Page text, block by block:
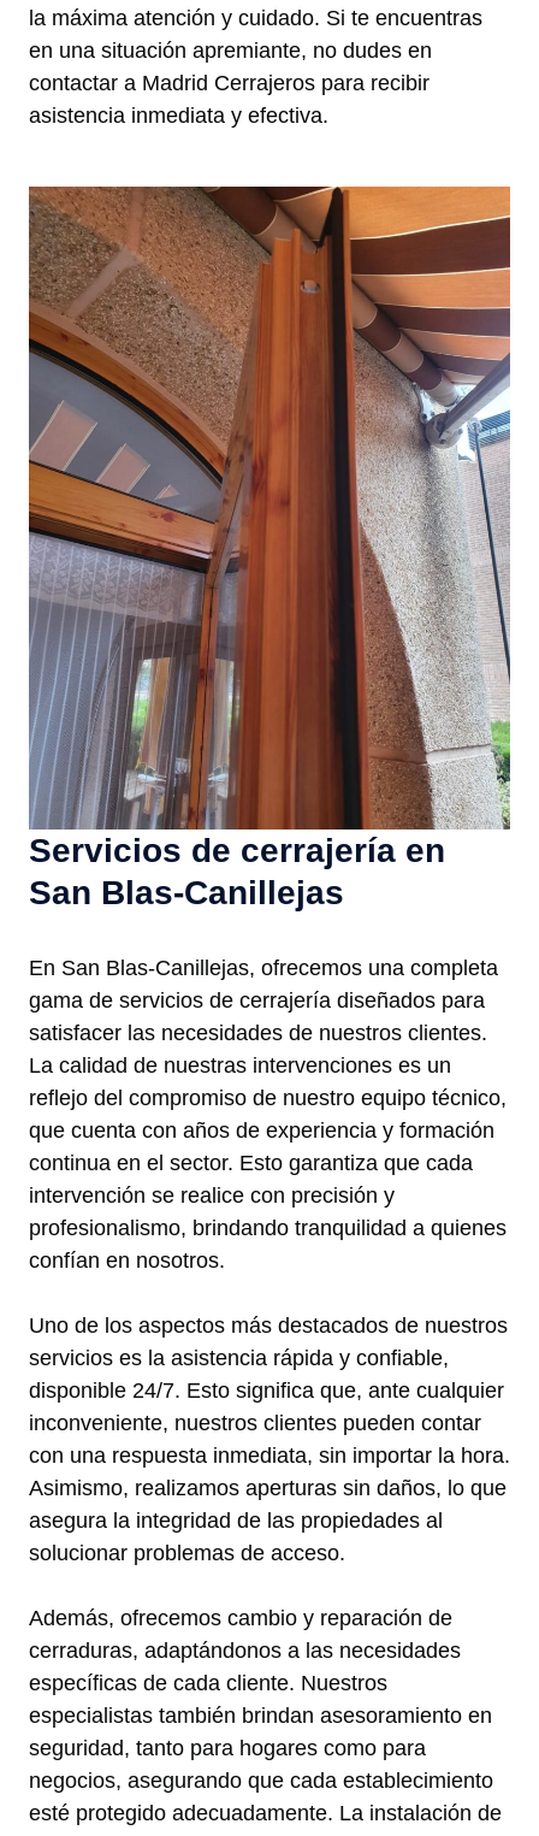
la máxima atención y cuidado. Si te encuentras
en una situación apremiante, no dudes en
contactar a Madrid Cerrajeros para recibir
asistencia inmediata y efectiva.
Servicios de cerrajería en
San Blas-Canillejas
En San Blas-Canillejas, ofrecemos una completa
gama de servicios de cerrajería diseñados para
satisfacer las necesidades de nuestros clientes.
La calidad de nuestras intervenciones es un
reflejo del compromiso de nuestro equipo técnico,
que cuenta con años de experiencia y formación
continua en el sector. Esto garantiza que cada
intervención se realice con precisión y
profesionalismo, brindando tranquilidad a quienes
confían en nosotros.
Uno de los aspectos más destacados de nuestros
servicios es la asistencia rápida y confiable,
disponible 24/7. Esto significa que, ante cualquier
inconveniente, nuestros clientes pueden contar
con una respuesta inmediata, sin importar la hora.
Asimismo, realizamos aperturas sin daños, lo que
asegura la integridad de las propiedades al
solucionar problemas de acceso.
Además, ofrecemos cambio y reparación de
cerraduras, adaptándonos a las necesidades
específicas de cada cliente. Nuestros
especialistas también brindan asesoramiento en
seguridad, tanto para hogares como para
negocios, asegurando que cada establecimiento
esté protegido adecuadamente. La instalación de